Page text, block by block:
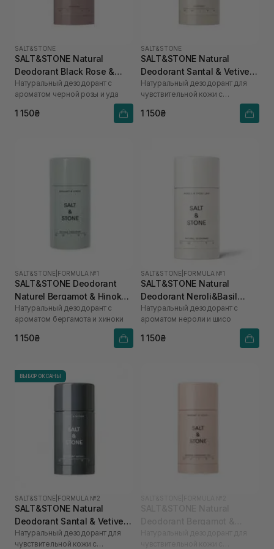
SALT&STONE
SALT&STONE Natural
Deodorant Black Rose &
Oud - Formula Nº 1 75 г
Натуральный дезодорант с
ароматом черной розы и уда
1 150₴
SALT&STONE
SALT&STONE Natural
Deodorant Santal & Vetiver
Formula №1 (Sensitive Skin)
75 г
Натуральный дезодорант для
чувствительной кожи с
ароматом сандалового дерева
и ветивера
1 150₴
SALT&STONE FORMULA №1
SALT&STONE Deodorant
Naturel Bergamot & Hinoka
Formula №1 75 г
Натуральный дезодорант с
ароматом бергамота и хиноки
1 150₴
SALT&STONE FORMULA №1
SALT&STONE Natural
Deodorant Neroli&Basil
Formula №1
Натуральный дезодорант с
ароматом нероли и шисо
1 150₴
ВЫБОР ОКСАНЫ
SALT&STONE FORMULA №2
SALT&STONE Natural
Deodorant Santal & Vetiver
Formula №2 (Sensitive Skin)
75 г
Натуральный дезодорант для
чувствительной кожи с